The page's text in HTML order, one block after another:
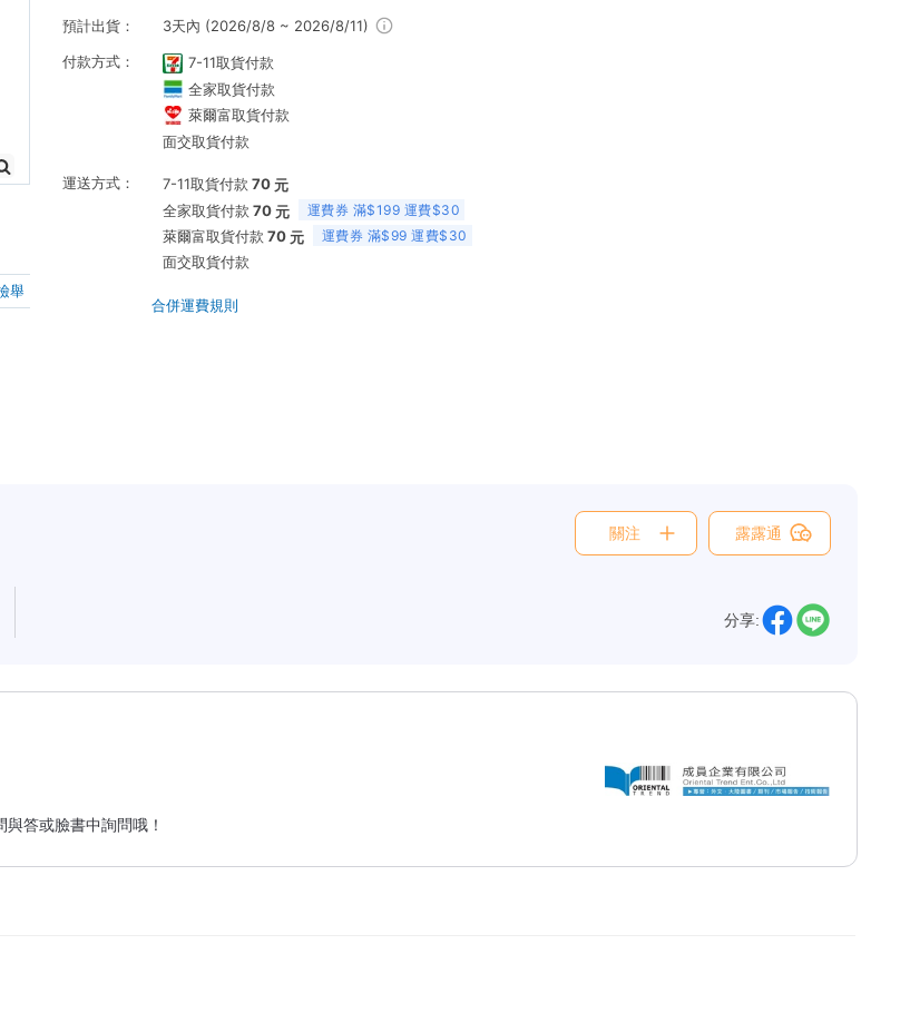
舉
預計出貨：
3天內 (2026/8/8 ~ 2026/8/11)
付款方式：
7-11取貨付款
全家取貨付款
萊爾富取貨付款
面交取貨付款
運送方式： 7-11取貨付款 70元
全家取貨付款 70元 運費券 滿$199 運費$30
萊爾富取貨付款 70元 運費券 滿$99 運費$30
面交取貨付款
合併運費規則
關注 露露通
分享:
答或臉書中詢問哦！